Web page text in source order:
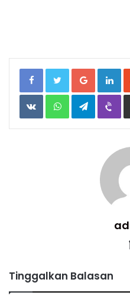
Google+
VKontakteWhatsAppTelegram
Tinggalkan Balasan